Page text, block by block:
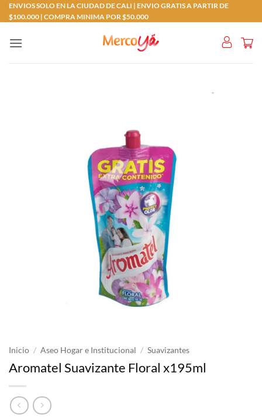
Saltar
al
ENVIOS SOLO EN LA CIUDAD DE CALI | ENVIO GRATIS A PARTIR DE
$100.000 | COMPRA MINIMA POR $50.000
Inicio / Aseo Hogar e Institucional / Suavizantes
Aromatel Suavizante Floral x195ml